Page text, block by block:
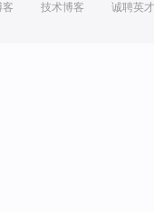
客 技术博客 诚聘英才